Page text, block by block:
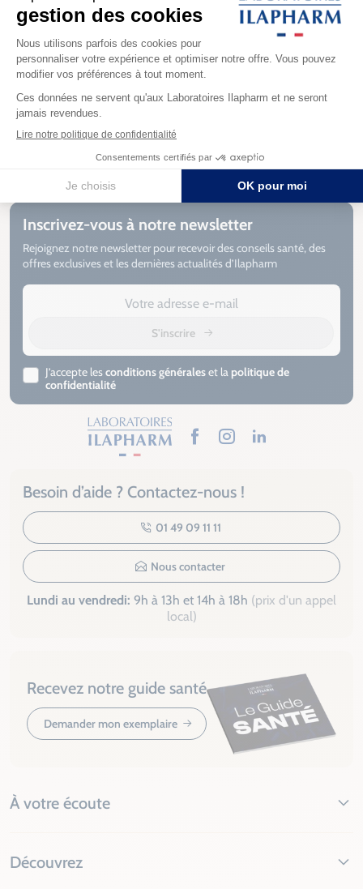
SILICIUM ORGANIQUE-VIT C
SILICIUM ORGANIQUE VIT C- GÉLULES
30 ansd’expertise
Inscrivez-vous à notre newsletter
Rejoignez notre newsletter pour recevoir des conseils santé, des
offres exclusives et les dernières actualités d’Ilapharm
S'inscrire
J’accepte lesconditions généraleset la politique de
confidentialité
Besoin d’aide ? Contactez-nous !
01 49 09 11 11
Nous contacter
Lundi au vendredi: 9h à 13h et 14h à 18h (prix d'un appel
local)
FacebookInstagramLinkedIn
Recevez notre guide santé
Demander mon exemplaire
À votre écoute
Découvrez